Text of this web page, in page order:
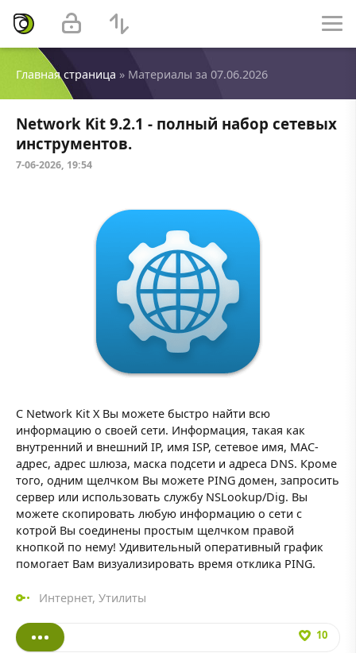
Главная страница » Материалы за 07.06.2026
Network Kit 9.2.1 - полный набор сетевых
инструментов.
7-06-2026, 19:54
С Network Kit X Вы можете быстро найти всю
информацию о своей сети. Информация, такая как
внутренний и внешний IP, имя ISP, сетевое имя, MAC-
адрес, адрес шлюза, маска подсети и адреса DNS. Кроме
того, одним щелчком Вы можете PING домен, запросить
сервер или использовать службу NSLookup/Dig. Вы
можете скопировать любую информацию о сети с
котрой Вы соединены простым щелчком правой
кнопкой по нему! Удивительный оперативный график
помогает Вам визуализировать время отклика PING.
Интернет, Утилиты
10